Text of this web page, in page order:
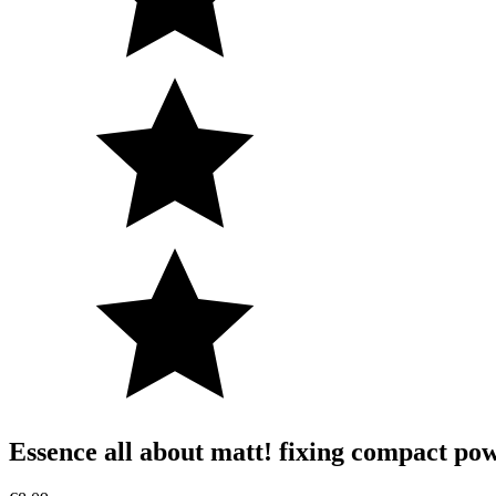
Essence all about matt! fixing compact